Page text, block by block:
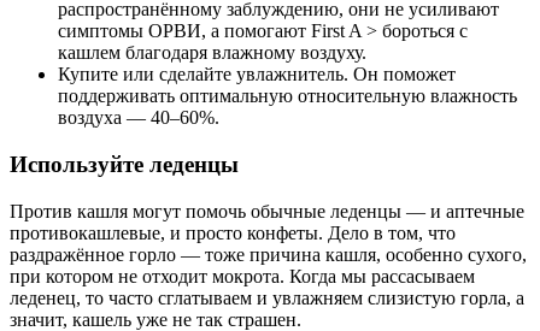
распространённому заблуждению, они не усиливают
симптомы ОРВИ, а помогают First A > бороться с
кашлем благодаря влажному воздуху.
Купите или сделайте увлажнитель. Он поможет
поддерживать оптимальную относительную влажность
воздуха — 40–60%.
Используйте леденцы
Против кашля могут помочь обычные леденцы — и аптечные
противокашлевые, и просто конфеты. Дело в том, что
раздражённое горло — тоже причина кашля, особенно сухого,
при котором не отходит мокрота. Когда мы рассасываем
леденец, то часто сглатываем и увлажняем слизистую горла, а
значит, кашель уже не так страшен.